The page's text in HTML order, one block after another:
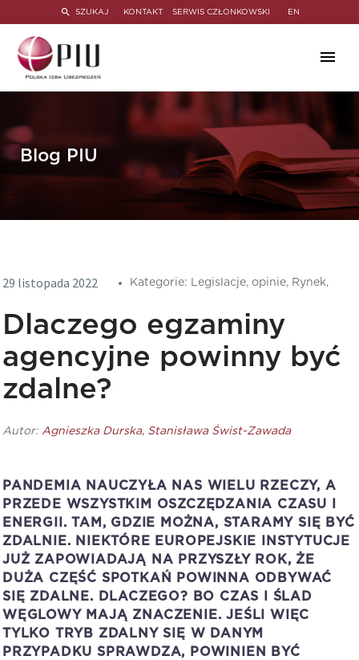
SZUKAJ KONTAKT SERWIS CZŁONKOWSKI EN
Blog PIU
29 listopada 2022 Kategorie: Legislacje, opinie, Rynek,
Dlaczego egzaminy
agencyjne powinny być
zdalne?
Autor: Agnieszka Durska, Stanisława Świst-Zawada
PANDEMIA NAUCZYŁA NAS WIELU RZECZY, A
PRZEDE WSZYSTKIM OSZCZĘDZANIA CZASU I
ENERGII. TAM, GDZIE MOŻNA, STARAMY SIĘ BYĆ
ZDALNIE. NIEKTÓRE EUROPEJSKIE INSTYTUCJE
JUŻ ZAPOWIADAJĄ NA PRZYSZŁY ROK, ŻE
DUŻA CZĘŚĆ SPOTKAŃ POWINNA ODBYWAĆ
SIĘ ZDALNE. DLACZEGO? BO CZAS I ŚLAD
WĘGLOWY MAJĄ ZNACZENIE. JEŚLI WIĘC
TYLKO TRYB ZDALNY SIĘ W DANYM
PRZYPADKU SPRAWDZA, POWINIEN BYĆ